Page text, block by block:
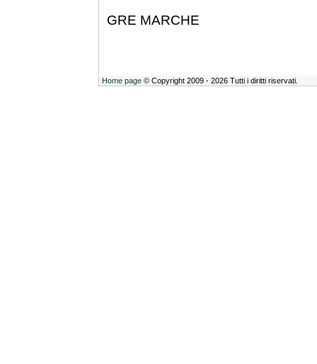
GRE MARCHE
Home page © Copyright 2009 - 2026 Tutti i diritti riservati.